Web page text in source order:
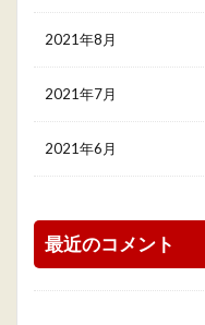
2021年8月
2021年7月
2021年6月
最近のコメント